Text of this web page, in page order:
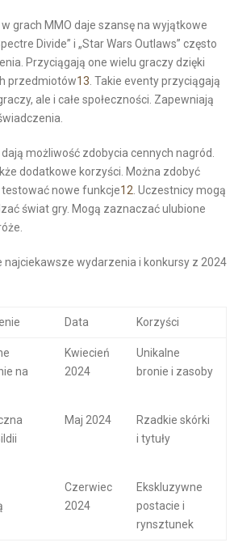
grach MMO daje szansę na wyjątkowe
Divide” i „Star Wars Outlaws” często
Przyciągają one wielu graczy dzięki
przedmiotów13 . Takie eventy przyciągają
ale i całe społeczności. Zapewniają
możliwość zdobycia cennych nagród.
dodatkowe korzyści. Można zdobyć
nowe funkcje12 . Uczestnicy mogą
świat gry. Mogą zaznaczać ulubione
najciekawsze wydarzenia i konkursy z 2024
Data Korzyści
na
Kwiecień
2024
Unikalne
bronie i zasoby
Maj 2024
Rzadkie skórki
i tytuły
Czerwiec
2024
Ekskluzywne
postacie i
rynsztunek